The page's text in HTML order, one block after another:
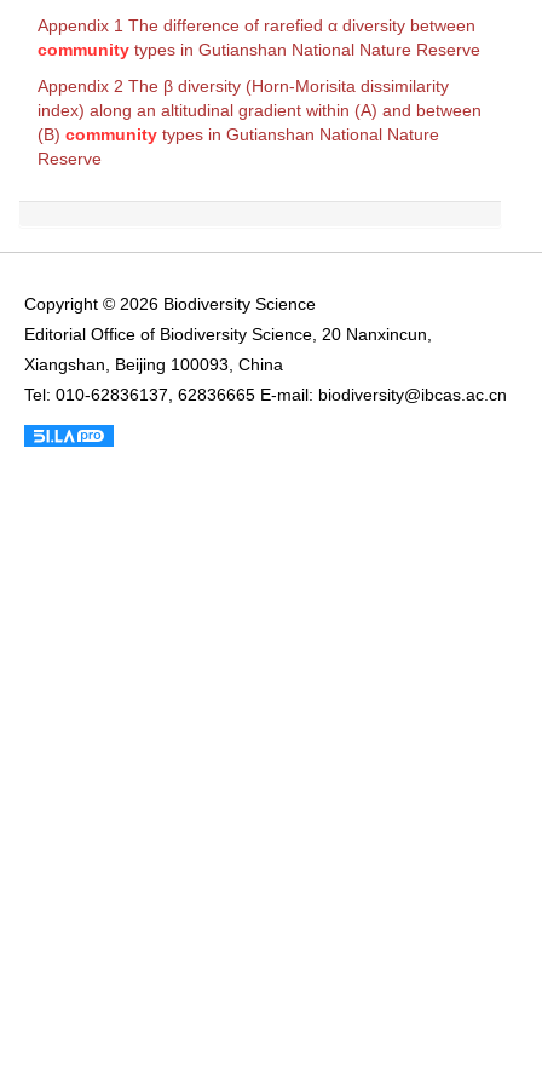
Appendix 1 The difference of rarefied α diversity between
community types in Gutianshan National Nature Reserve
Appendix 2 The β diversity (Horn-Morisita dissimilarity
index) along an altitudinal gradient within (A) and between
(B) community types in Gutianshan National Nature
Reserve
Copyright © 2026 Biodiversity Science
Editorial Office of Biodiversity Science, 20 Nanxincun,
Xiangshan, Beijing 100093, China
Tel: 010-62836137, 62836665 E-mail: biodiversity@ibcas.ac.cn